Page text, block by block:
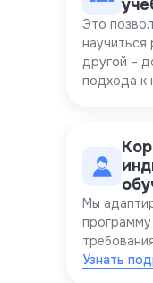
Мы
Узнать
Это
научиться
другой –
подхода к